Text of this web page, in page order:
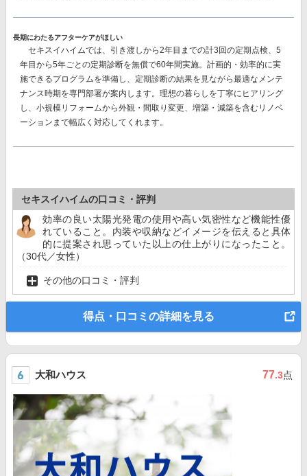
長期にわたるアフターケアがほしい
セキスイハイムでは、 引き渡しから2年目までの計3回の定期点検、 5
年目から5年ごとの定期診断を無償で60年間実施。計画的・効率的に実
施できるプログラムを準備し、定期診断の結果を見ながら最適なメンテ
ナンス時期を専門部署が案内します。理想の暮らしを丁寧にヒアリング
し、小規模リフォームから外観・間取り変更、増築・減築を含むリノベ
ーションまで幅広く対応してくれます。
セキスイハイムの口コミ・評判
効率の良い太陽光発電の使用や高い気密性など機能性優
れていること。内装や収納などイメージを伝えると具体
的に提案され思っていた以上の仕上がりになったこと。
（30代／女性）
その他の口コミ・評判
得点・口コミの詳細を見る
大和ハウス 77.3点